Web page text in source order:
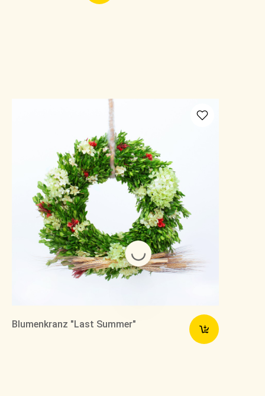
Blumenkranz "Last Summer"